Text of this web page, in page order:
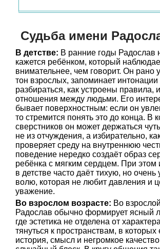
Судьба имени
В детстве: В ранние годы Радослав
кажется ребёнком, который
внимательнее, чем говорит. Он рано
тон взрослых, запоминает
разбираться, как устроены правила,
отношения между людьми. Его
бывает поверхностным: если он
то стремится понять это до конца. В
сверстников он может держаться
не из отчуждения, а избирательно,
проверяет среду на внутреннюю
поведение нередко создаёт образ
ребёнка с мягким сердцем. При этом
в детстве часто даёт тихую, но очень
волю, которая не любит давления и
уважение.
Во взрослом возрасте: Во
Радослав обычно формирует ясный
где эстетика не отделена от
тянуться к пространствам, в которых
история, смысл и негромкое